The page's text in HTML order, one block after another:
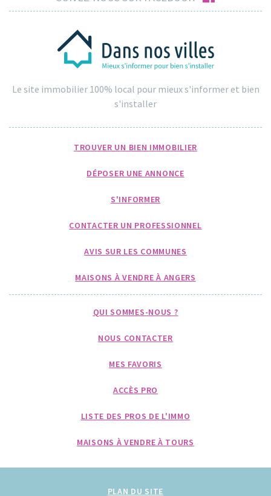
Le site immobilier 100% local pour mieux s'informer et bien
s'installer
TROUVER UN BIEN IMMOBILIER
DÉPOSER UNE ANNONCE
S'INFORMER
CONTACTER UN PROFESSIONNEL
AVIS SUR LES COMMUNES
MAISONS À VENDRE À ANGERS
QUI SOMMES-NOUS ?
NOUS CONTACTER
MES FAVORIS
ACCÈS PRO
LISTE DES PROS DE L'IMMO
MAISONS À VENDRE À TOURS
PLAN DU SITE